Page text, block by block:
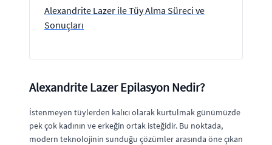
Alexandrite Lazer ile Tüy Alma Süreci ve
Sonuçları
Alexandrite Lazer Epilasyon Nedir?
İstenmeyen tüylerden kalıcı olarak kurtulmak günümüzde
pek çok kadının ve erkeğin ortak isteğidir. Bu noktada,
modern teknolojinin sunduğu çözümler arasında öne çıkan